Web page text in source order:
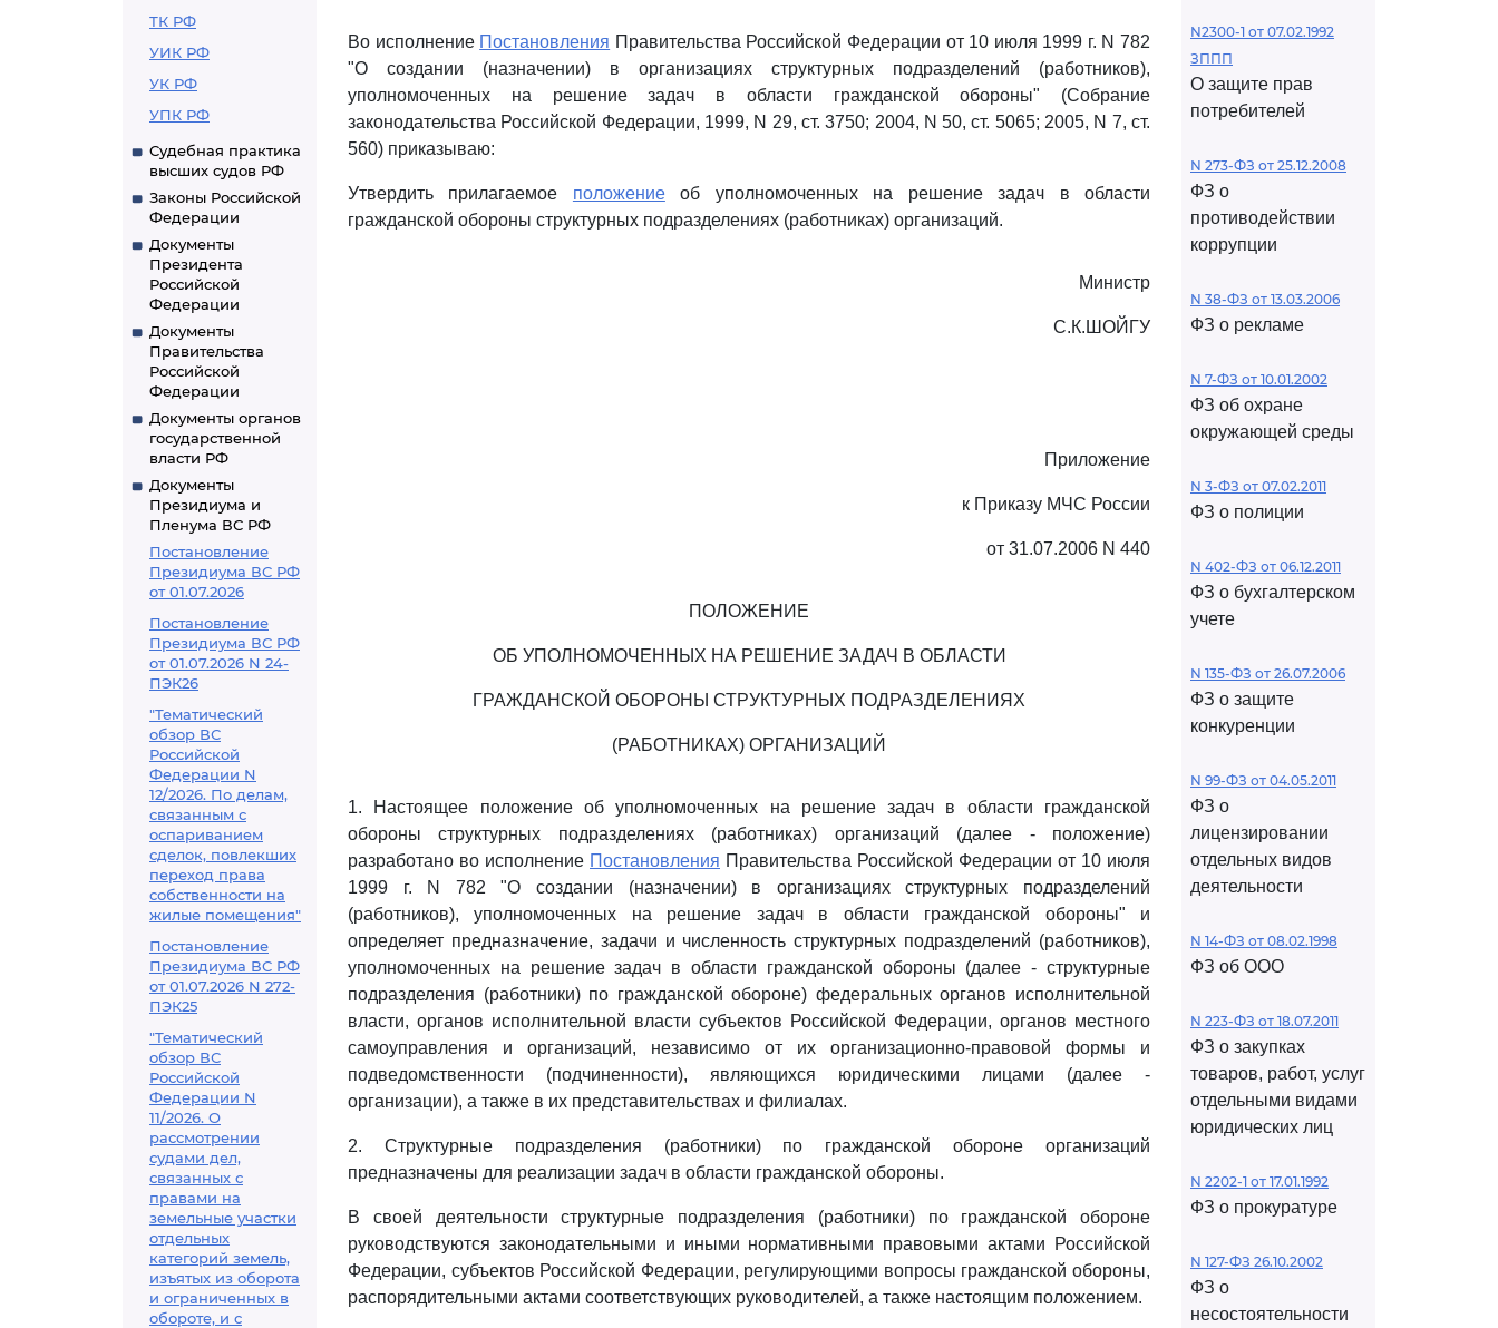
ТК РФ
УИК РФ
УК РФ
УПК РФ
Судебная практика
высших судов РФ
Законы Российской
Федерации
Документы
Президента
Российской
Федерации
Документы
Правительства
Российской
Федерации
Документы органов
государственной
власти РФ
Документы
Президиума и
Пленума ВС РФ
Постановление
Президиума ВС РФ
от 01.07.2026
Постановление
Президиума ВС РФ
от 01.07.2026 N 24-
ПЭК26
"Тематический
обзор ВС
Российской
Федерации N
12/2026. По делам,
связанным с
оспариванием
сделок, повлекших
переход права
собственности на
жилые помещения"
Постановление
Президиума ВС РФ
от 01.07.2026 N 272-
ПЭК25
"Тематический
обзор ВС
Российской
Федерации N
11/2026. О
рассмотрении
судами дел,
связанных с
правами на
земельные участки
отдельных
категорий земель,
изъятых из оборота
и ограниченных в
обороте, и с
Во исполнение Постановления Правительства Российской Федерации от 10 июля 1999 г. N 782
"О создании (назначении) в организациях структурных подразделений (работников),
уполномоченных на решение задач в области гражданской обороны" (Собрание
законодательства Российской Федерации, 1999, N 29, ст. 3750; 2004, N 50, ст. 5065; 2005, N 7, ст.
560) приказываю:
Утвердить прилагаемое положениеоб уполномоченных на решение задач в области
гражданской обороны структурных подразделениях (работниках) организаций.
Министр
С.К.ШОЙГУ
Приложение
к Приказу МЧС России
от 31.07.2006 N 440
ПОЛОЖЕНИЕ
ОБ УПОЛНОМОЧЕННЫХ НА РЕШЕНИЕ ЗАДАЧ В ОБЛАСТИ
ГРАЖДАНСКОЙ ОБОРОНЫ СТРУКТУРНЫХ ПОДРАЗДЕЛЕНИЯХ
(РАБОТНИКАХ) ОРГАНИЗАЦИЙ
1. Настоящее положение об уполномоченных на решение задач в области гражданской
обороны структурных подразделениях (работниках) организаций (далее - положение)
разработано во исполнение Постановления Правительства Российской Федерации от 10 июля
1999 г. N 782 "О создании (назначении) в организациях структурных подразделений
(работников), уполномоченных на решение задач в области гражданской обороны" и
определяет предназначение, задачи и численность структурных подразделений (работников),
уполномоченных на решение задач в области гражданской обороны (далее - структурные
подразделения (работники) по гражданской обороне) федеральных органов исполнительной
власти, органов исполнительной власти субъектов Российской Федерации, органов местного
самоуправления и организаций, независимо от их организационно-правовой формы и
подведомственности (подчиненности), являющихся юридическими лицами (далее -
организации), а также в их представительствах и филиалах.
2. Структурные подразделения (работники) по гражданской обороне организаций
предназначены для реализации задач в области гражданской обороны.
В своей деятельности структурные подразделения (работники) по гражданской обороне
руководствуются законодательными и иными нормативными правовыми актами Российской
Федерации, субъектов Российской Федерации, регулирующими вопросы гражданской обороны,
распорядительными актами соответствующих руководителей, а также настоящим положением.
N2300-1 от 07.02.1992
ЗППП
О защите прав
потребителей
N 273-ФЗ от 25.12.2008
ФЗ о
противодействии
коррупции
N 38-ФЗ от 13.03.2006
ФЗ о рекламе
N 7-ФЗ от 10.01.2002
ФЗ об охране
окружающей среды
N 3-ФЗ от 07.02.2011
ФЗ о полиции
N 402-ФЗ от 06.12.2011
ФЗ о бухгалтерском
учете
N 135-ФЗ от 26.07.2006
ФЗ о защите
конкуренции
N 99-ФЗ от 04.05.2011
ФЗ о
лицензировании
отдельных видов
деятельности
N 14-ФЗ от 08.02.1998
ФЗ об ООО
N 223-ФЗ от 18.07.2011
ФЗ о закупках
товаров, работ, услуг
отдельными видами
юридических лиц
N 2202-1 от 17.01.1992
ФЗ о прокуратуре
N 127-ФЗ 26.10.2002
ФЗ о
несостоятельности